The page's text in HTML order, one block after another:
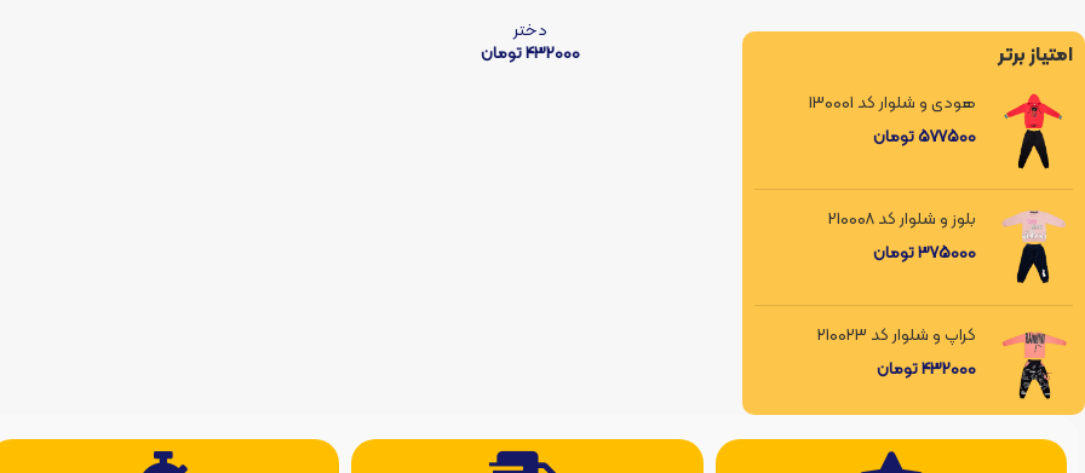
امتیاز برتر
هودی و شلوار کد 130001
577500تومان
بلوز و شلوار کد 210008
375000تومان
کراپ و شلوار کد 210023
432000تومان
دختر
432000تومان